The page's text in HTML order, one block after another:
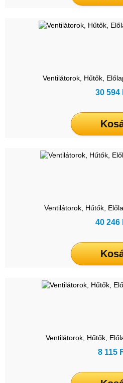
Ventilátorok, Hűtők,
30 594
Ventilátorok, Hűtők,
40 246
Ventilátorok, Hűtők,
8 115